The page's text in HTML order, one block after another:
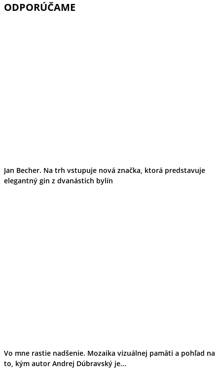
Košický kraj
Tipy
Školstvo
Ekonomika obchod a doprava
Prešovský kraj
ODPORÚČAME
Jan Becher. Na trh vstupuje nová značka, ktorá predstavuje
elegantný gin z dvanástich bylín
Vo mne rastie nadšenie. Mozaika vizuálnej pamäti a pohľad na
to, kým autor Andrej Dúbravský je...